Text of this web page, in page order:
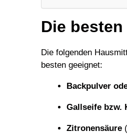
Die
Die folgenden
besten geeignet:
Backpulver
Gallseife bzw.
Zitronensäure